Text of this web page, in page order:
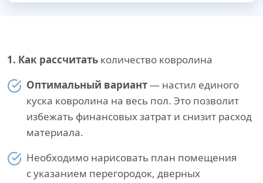
1. Как рассчитать количество ковролина
Оптимальный вариант— настил единого
куска ковролина на весь пол. Это позволит
избежать финансовых затрат и снизит расход
материала.
Необходимо нарисовать план помещения
с указанием перегородок, дверных